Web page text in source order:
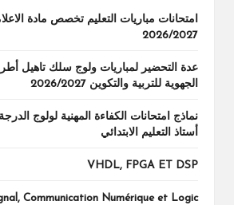
امتحانات مباريات التعليم تخصص مادة
2026/2027
عدة التحضير لمباريات ولوج سلك تاهيل أطر
الجهوية للتربية والتكوين 2026/2027
نماذج امتحانات الكفاءة المهنية لولوج
أستاذ التعليم الابتدائي
VHDL, FPGA ET DSP
Communication Numérique et Logic